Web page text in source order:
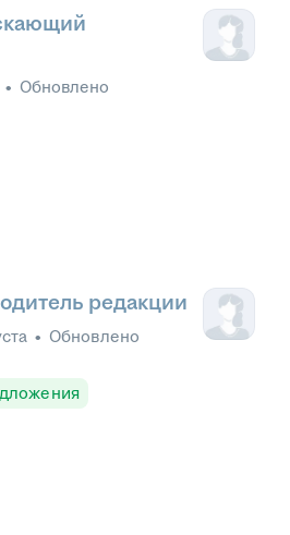
• Обновлено
редакции
• Обновлено